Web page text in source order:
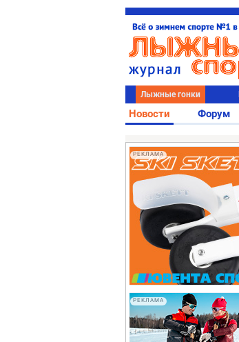
Лыжные гонки
Новости Форум
РЕКЛАМА
РЕКЛАМА